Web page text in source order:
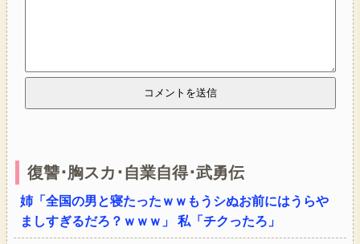
復讐･胸スカ･自業自得･武勇伝
姉「全国の男と寝たったｗｗもうシぬお前にはうらや
ましすぎるだろ？ｗｗｗ」 私「チクったろ」